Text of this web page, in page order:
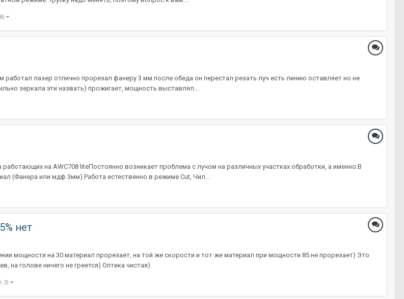
лазер отлично прорезал фанеру 3 мм после обеда он перестал резать луч есть линию оставляет но не
зеркала эти назвать) прожигает, мощность выставлял...
на AWC708 litеПостоянно возникает проблема с лучом на различных участках обработки, а именно:В
(Фанера или мдф 3мм).Работа естественно в режиме Cut, Чил...
нет
мощности на 30 материал прорезает, на той же скорости и тот же материал при мощности 85 не прорезает) Это
на голове ничего не греется) Оптика чистая)
3)